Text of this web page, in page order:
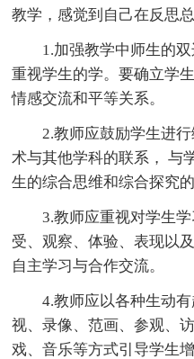
教学，感觉到自己在反思
1.加强教学中师生的
重视学生的学。要确立学
情感交流和平等关系。
2.教师应鼓励学生进
术与其他学科的联系， 与
生的综合思维和综合探究的
3.教师应重视对学生
受、观察、体验、表现以
自主学习与合作交流。
4.教师应以各种生动
视、录像、范画、参观、
戏、音乐等方式引导学生